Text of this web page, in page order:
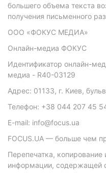
большего объема текста
получения письменного
ООО «ФОКУС МЕДИА»
Онлайн-медиа ФОКУС
Идентификатор онлайн-
медиа - R40-03129
Адрес: 01133, г. Киев,
Телефон: +38 044 207 45
E-mail: info@focus.ua
FOCUS.UA — больше чем
Перепечатка, копирование
информации, содержащей